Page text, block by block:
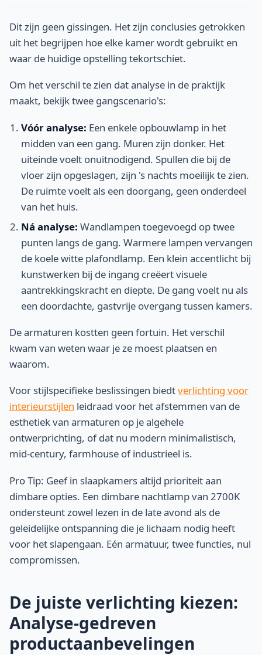
Dit zijn geen gissingen. Het zijn conclusies getrokken
uit het begrijpen hoe elke kamer wordt gebruikt en
waar de huidige opstelling tekortschiet.
Om het verschil te zien dat analyse in de praktijk
maakt, bekijk twee gangscenario's:
Vóór analyse: Een enkele opbouwlamp in het
midden van een gang. Muren zijn donker. Het
uiteinde voelt onuitnodigend. Spullen die bij de
vloer zijn opgeslagen, zijn 's nachts moeilijk te zien.
De ruimte voelt als een doorgang, geen onderdeel
van het huis.
Ná analyse: Wandlampen toegevoegd op twee
punten langs de gang. Warmere lampen vervangen
de koele witte plafondlamp. Een klein accentlicht bij
kunstwerken bij de ingang creëert visuele
aantrekkingskracht en diepte. De gang voelt nu als
een doordachte, gastvrije overgang tussen kamers.
De armaturen kostten geen fortuin. Het verschil
kwam van weten waar je ze moest plaatsen en
waarom.
Voor stijlspecifieke beslissingen biedtverlichting voor
interieurstijlen leidraad voor het afstemmen van de
esthetiek van armaturen op je algehele
ontwerprichting, of dat nu modern minimalistisch,
mid-century, farmhouse of industrieel is.
Pro Tip: Geef in slaapkamers altijd prioriteit aan
dimbare opties. Een dimbare nachtlamp van 2700K
ondersteunt zowel lezen in de late avond als de
geleidelijke ontspanning die je lichaam nodig heeft
voor het slapengaan. Eén armatuur, twee functies, nul
compromissen.
De juiste verlichting kiezen:
Analyse-gedreven
productaanbevelingen